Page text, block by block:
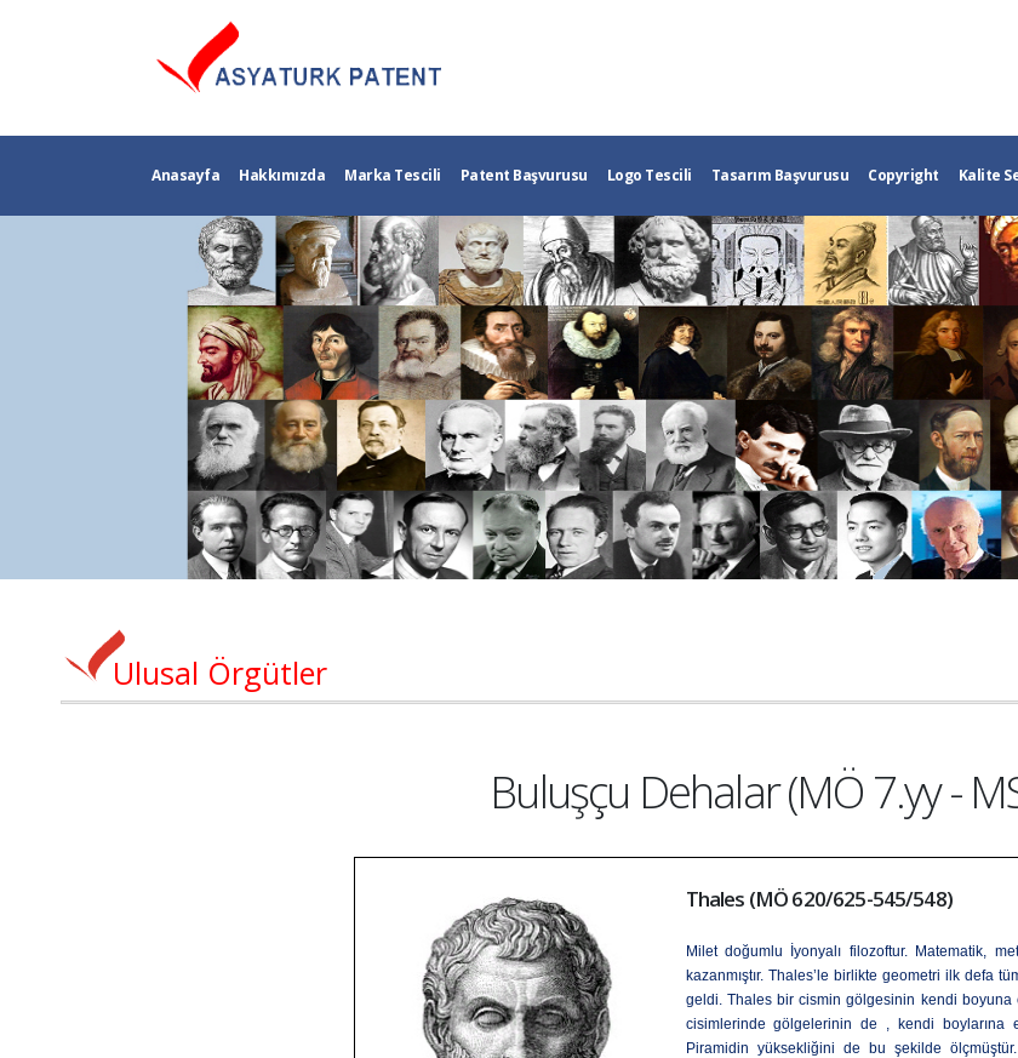
Anasayfa Hakkımızda Marka Tescili Patent Başvurusu Logo Tescili Tasarım Başvurusu Copyright Kalite
Ulusal Örgütler
Buluşçu Dehalar (MÖ 7.yy -
Thales (MÖ 620/625-545/548)
Milet doğumlu İyonyalı filozoftur. Matematik,
kazanmıştır. Thales’le birlikte geometri ilk defa
geldi. Thales bir cismin gölgesinin kendi
cisimlerinde gölgelerinin de , kendi boylarına
Piramidin yüksekliğini de bu şekilde ölçmüştür.